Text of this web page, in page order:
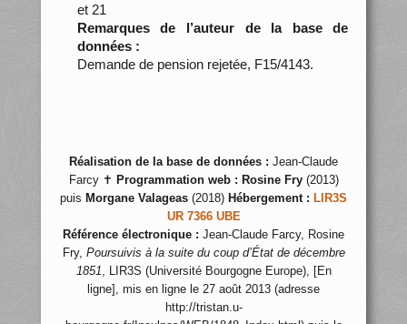
et 21
Remarques de l’auteur de la base de
données :
Demande de pension rejetée, F15/4143.
Réalisation de la base de données : Jean-Claude
Farcy ✝ Programmation web : Rosine Fry(2013)
puis Morgane Valageas (2018) Hébergement : LIR3S
UR 7366 UBE
Référence électronique : Jean-Claude Farcy, Rosine
Fry, Poursuivis à la suite du coup d’État de décembre
1851, LIR3S (Université Bourgogne Europe), [En
ligne], mis en ligne le 27 août 2013 (adresse
http://tristan.u-